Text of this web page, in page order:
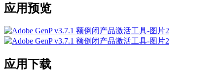
应用预览
应用下载